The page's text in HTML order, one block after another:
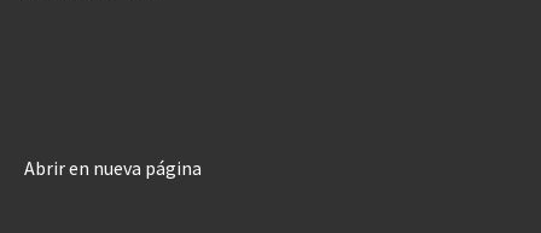
Abrir en nueva página